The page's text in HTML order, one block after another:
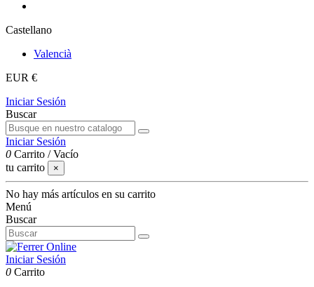
Castellano
Valencià
EUR €
Iniciar Sesión
Buscar
Iniciar Sesión
0 Carrito /Vacío
tu carrito
×
No hay más artículos en su carrito
Menú
Buscar
Iniciar Sesión
0 Carrito